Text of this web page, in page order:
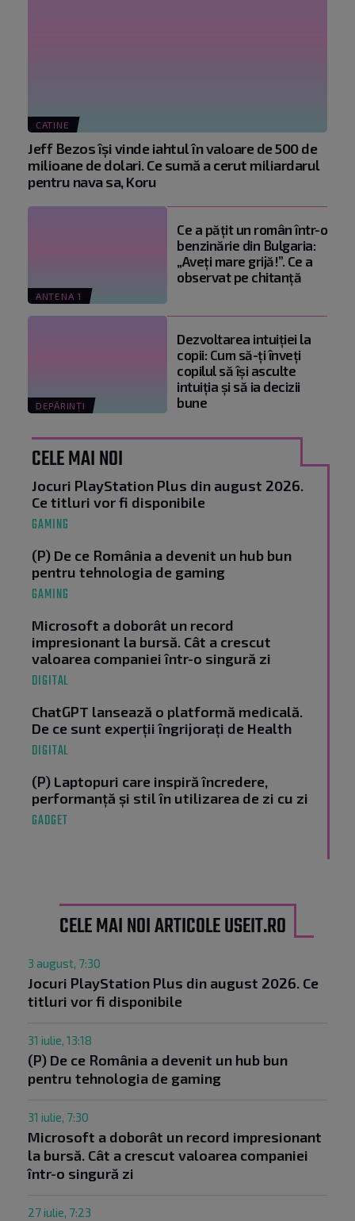
CATINE
Jeff Bezos își vinde iahtul în valoare de 500 de
milioane de dolari. Ce sumă a cerut miliardarul
pentru nava sa, Koru
ANTENA 1
Ce a pățit un român într-o
benzinărie din Bulgaria:
„Aveți mare grijă!”. Ce a
observat pe chitanță
DEPĂRINȚI
Dezvoltarea intuiției la
copii: Cum să-ți înveți
copilul să își asculte
intuiția și să ia decizii
bune
CELE MAI NOI
Jocuri PlayStation Plus din august 2026.
Ce titluri vor fi disponibile
GAMING
(P) De ce România a devenit un hub bun
pentru tehnologia de gaming
GAMING
Microsoft a doborât un record
impresionant la bursă. Cât a crescut
valoarea companiei într-o singură zi
DIGITAL
ChatGPT lansează o platformă medicală.
De ce sunt experții îngrijorați de Health
DIGITAL
(P) Laptopuri care inspiră încredere,
performanță și stil în utilizarea de zi cu zi
GADGET
CELE MAI NOI ARTICOLE USEIT.RO
3 august, 7:30
Jocuri PlayStation Plus din august 2026. Ce
titluri vor fi disponibile
31 iulie, 13:18
(P) De ce România a devenit un hub bun
pentru tehnologia de gaming
31 iulie, 7:30
Microsoft a doborât un record impresionant
la bursă. Cât a crescut valoarea companiei
într-o singură zi
27 iulie, 7:23